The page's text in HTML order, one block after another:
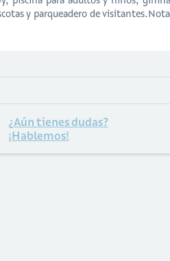
y parqueadero de
¿Aún tienes dudas?
¡Hablemos!